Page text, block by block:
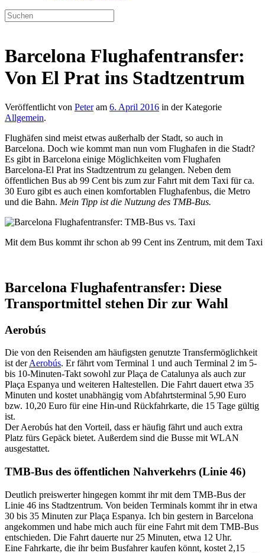
Barcelona Flughafentransfer:
Von El Prat ins Stadtzentrum
Veröffentlicht von Peteram 6. April 2016 in der Kategorie
Allgemein.
Flughäfen sind meist etwas außerhalb der Stadt, so auch in
Barcelona. Doch wie kommt man nun vom Flughafen in die Stadt?
Es gibt in Barcelona einige Möglichkeiten vom Flughafen
Barcelona-El Prat ins Stadtzentrum zu gelangen. Neben dem
öffentlichen Bus ab 99 Cent bis zum zur Fahrt mit dem Taxi für ca.
30 Euro gibt es auch einen komfortablen Flughafenbus, die Metro
und die Bahn. Mein Tipp ist die Nutzung des TMB-Bus.
Mit dem Bus kommt ihr schon ab 99 Cent ins Zentrum, mit dem
Barcelona Flughafentransfer: Diese
Transportmittel stehen Dir zur Wahl
Aerobús
Die von den Reisenden am häufigsten genutzte Transfermöglichkeit
ist derAerobús. Er fährt vom Terminal 1 und auch Terminal 2 im 5-
bis 10-Minuten-Takt sowohl zur Plaça de Catalunya als auch zur
Plaça Espanya und weiteren Haltestellen. Die Fahrt dauert etwa 35
Minuten und kostet unabhängig vom Abfahrtsterminal 5,90 Euro
bzw. 10,20 Euro für eine Hin-und Rückfahrkarte, die 15 Tage gültig
ist.
Der Aerobús hat den Vorteil, dass er häufig fährt und auch extra
Platz fürs Gepäck bietet. Außerdem sind die Busse mit WLAN
ausgestattet.
TMB-Bus des öffentlichen Nahverkehrs (Linie 46)
Deutlich preiswerter hingegen kommt ihr mit dem TMB-Bus der
Linie 46 ins Stadtzentrum. Von beiden Terminals kommt ihr in etwa
30 bis 35 Minuten zur Plaça Espanya. Ich bin gestern in Barcelona
angekommen und habe mich auch für eine Fahrt mit dem TMB-Bus
entschieden. Die Fahrt dauerte nur 25 Minuten, etwa 12 Uhr.
Eine Fahrkarte, die ihr beim Busfahrer kaufen könnt, kostet 2,15